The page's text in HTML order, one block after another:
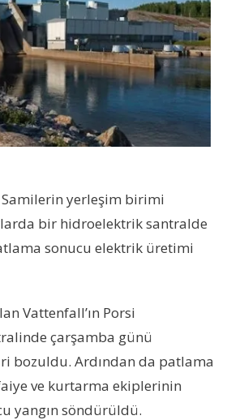
Samilerin yerleşim birimi
bir hidroelektrik santralde
sonucu elektrik üretimi
Vattenfall’ın Porsi
çarşamba günü
bozuldu. Ardından da patlama
ve kurtarma ekiplerinin
yangın söndürüldü.